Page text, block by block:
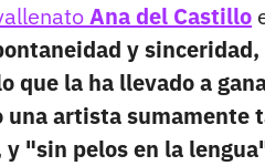
Ana del Castillo
y sinceridad,
que la ha llevado a
una artista sumamente
"sin pelos en la